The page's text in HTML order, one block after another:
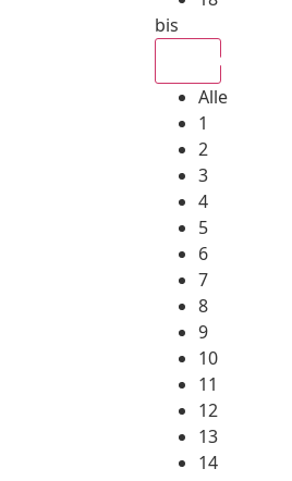
bis
Alle
1
2
3
4
5
6
7
8
9
10
11
12
13
14